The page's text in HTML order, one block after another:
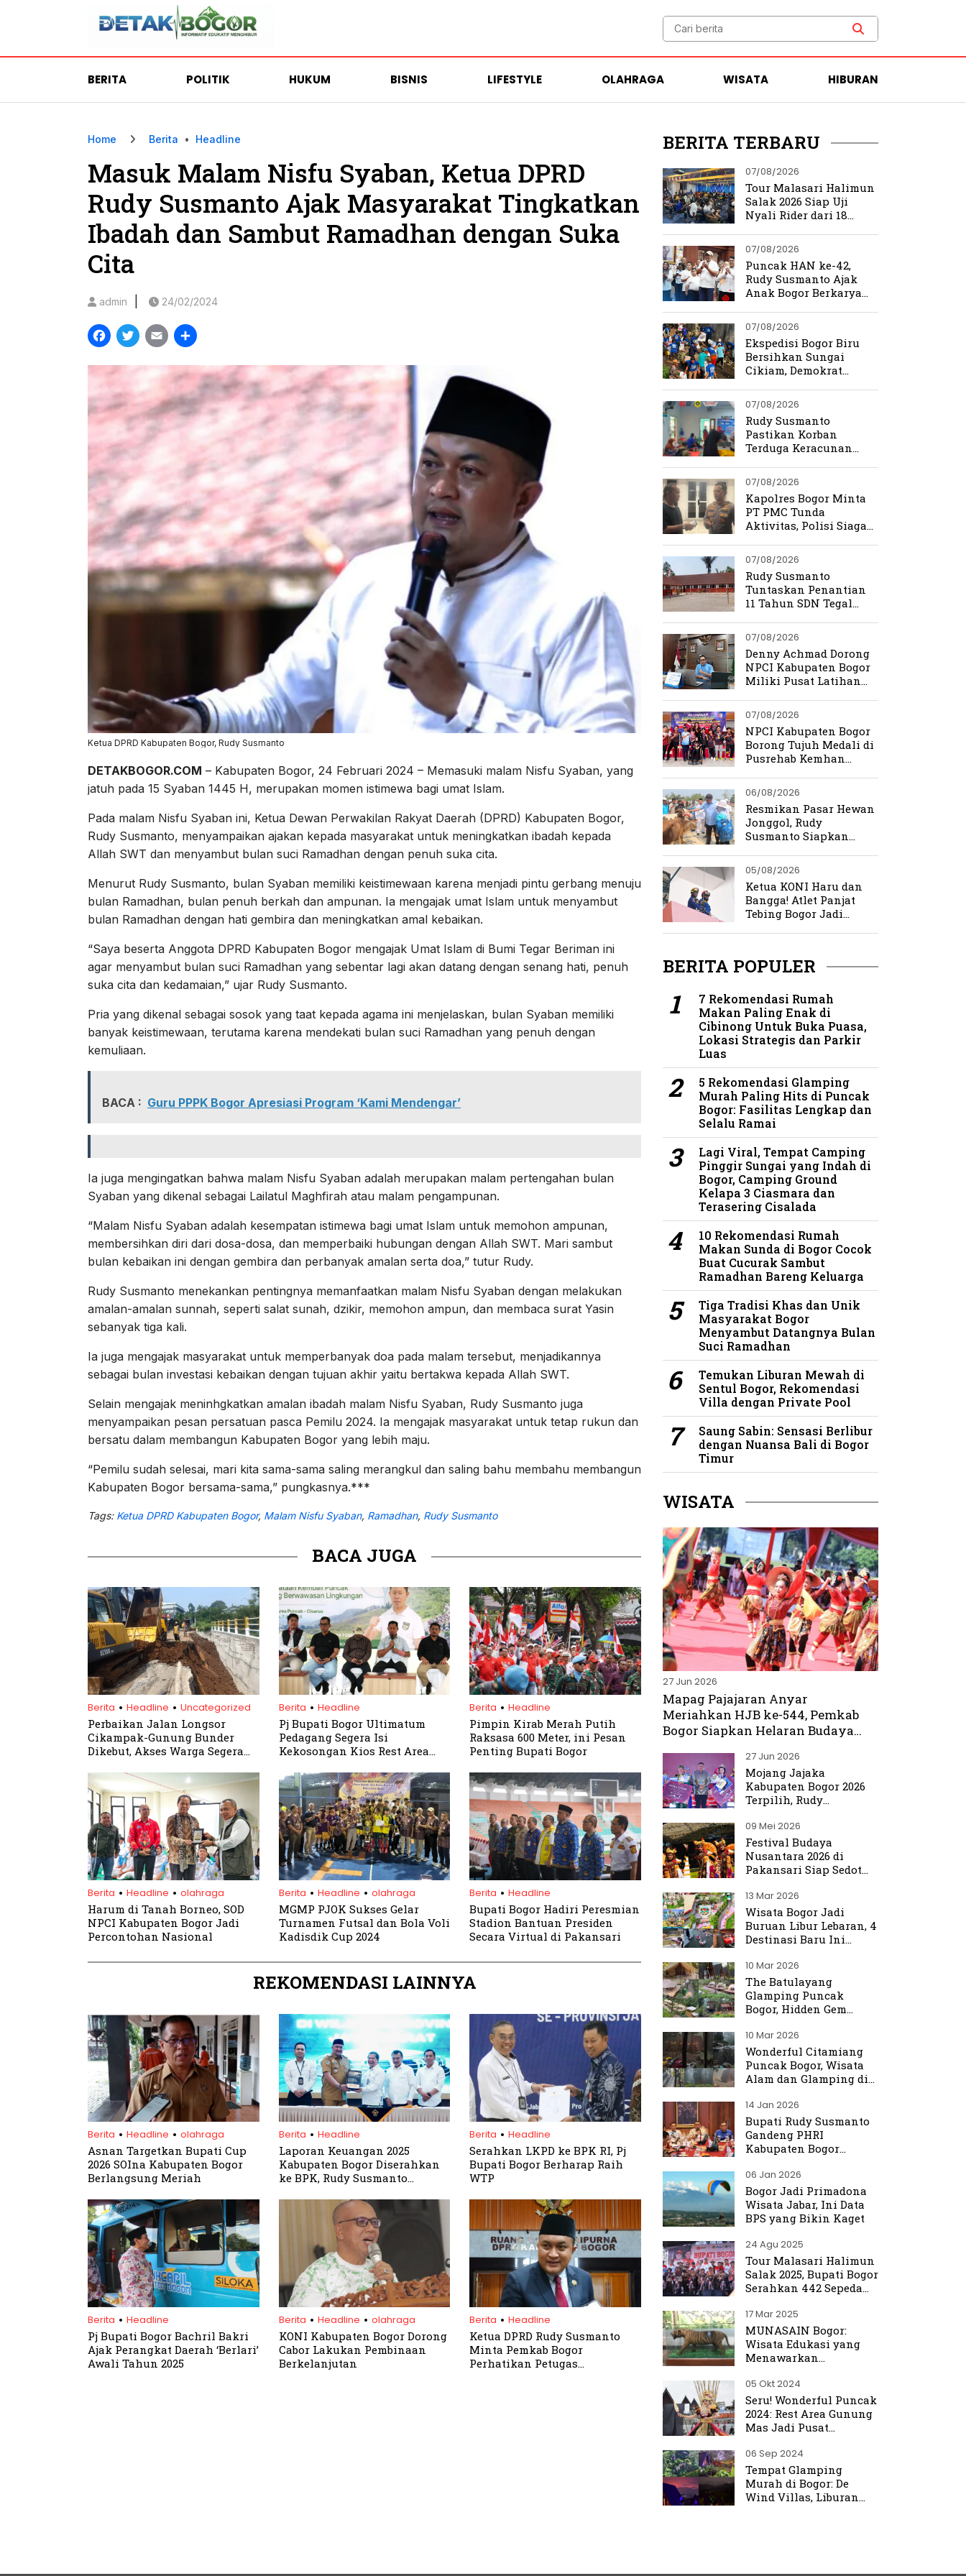
BERITA POLITIK HUKUM BISNIS LIFESTYLE OLAHRAGA WISATA HIBURAN
Home Berita • Headline
Masuk Malam Nisfu Syaban, Ketua DPRD
Rudy Susmanto Ajak Masyarakat Tingkatkan
Ibadah dan Sambut Ramadhan dengan Suka
Cita
admin 24/02/2024
Facebook
Twitter
Email
Ketua DPRD Kabupaten Bogor, Rudy Susmanto
DETAKBOGOR.COM – Kabupaten Bogor, 24 Februari 2024 – Memasuki malam Nisfu Syaban, yang
jatuh pada 15 Syaban 1445 H, merupakan momen istimewa bagi umat Islam.
Pada malam Nisfu Syaban ini, Ketua Dewan Perwakilan Rakyat Daerah (DPRD) Kabupaten Bogor,
Rudy Susmanto, menyampaikan ajakan kepada masyarakat untuk meningkatkan ibadah kepada
Allah SWT dan menyambut bulan suci Ramadhan dengan penuh suka cita.
Menurut Rudy Susmanto, bulan Syaban memiliki keistimewaan karena menjadi pintu gerbang menuju
bulan Ramadhan, bulan penuh berkah dan ampunan. Ia mengajak umat Islam untuk menyambut
bulan Ramadhan dengan hati gembira dan meningkatkan amal kebaikan.
“Saya beserta Anggota DPRD Kabupaten Bogor mengajak Umat Islam di Bumi Tegar Beriman ini
agar menyambut bulan suci Ramadhan yang sebentar lagi akan datang dengan senang hati, penuh
suka cita dan kedamaian,” ujar Rudy Susmanto.
Pria yang dikenal sebagai sosok yang taat kepada agama ini menjelaskan, bulan Syaban memiliki
banyak keistimewaan, terutama karena mendekati bulan suci Ramadhan yang penuh dengan
kemuliaan.
BACA : Guru PPPK Bogor Apresiasi Program ‘Kami Mendengar’
Ia juga mengingatkan bahwa malam Nisfu Syaban adalah merupakan malam pertengahan bulan
Syaban yang dikenal sebagai Lailatul Maghfirah atau malam pengampunan.
“Malam Nisfu Syaban adalah kesempatan istimewa bagi umat Islam untuk memohon ampunan,
membersihkan diri dari dosa-dosa, dan memperbaiki hubungan dengan Allah SWT. Mari sambut
bulan kebaikan ini dengan gembira dan perbanyak amalan serta doa,” tutur Rudy.
Rudy Susmanto menekankan pentingnya memanfaatkan malam Nisfu Syaban dengan melakukan
amalan-amalan sunnah, seperti salat sunah, dzikir, memohon ampun, dan membaca surat Yasin
sebanyak tiga kali.
Ia juga mengajak masyarakat untuk memperbanyak doa pada malam tersebut, menjadikannya
sebagai bulan investasi kebaikan dengan tujuan akhir yaitu bertakwa kepada Allah SWT.
Selain mengajak meninhgkatkan amalan ibadah malam Nisfu Syaban, Rudy Susmanto juga
menyampaikan pesan persatuan pasca Pemilu 2024. Ia mengajak masyarakat untuk tetap rukun dan
bersatu dalam membangun Kabupaten Bogor yang lebih maju.
“Pemilu sudah selesai, mari kita sama-sama saling merangkul dan saling bahu membahu membangun
Kabupaten Bogor bersama-sama,” pungkasnya.***
Tags: Ketua DPRD Kabupaten Bogor, Malam Nisfu Syaban, Ramadhan, Rudy Susmanto
BACA JUGA
Berita . Headline . Uncategorized
Perbaikan Jalan Longsor
Cikampak-Gunung Bunder
Dikebut, Akses Warga Segera
Berita . Headline
Pj Bupati Bogor Ultimatum
Pedagang Segera Isi
Kekosongan Kios Rest Area
Berita . Headline
Pimpin Kirab Merah Putih
Raksasa 600 Meter, ini Pesan
Penting Bupati Bogor
Berita . Headline . olahraga
Harum di Tanah Borneo, SOD
NPCI Kabupaten Bogor Jadi
Percontohan Nasional
Berita . Headline . olahraga
MGMP PJOK Sukses Gelar
Turnamen Futsal dan Bola Voli
Kadisdik Cup 2024
Berita . Headline
Bupati Bogor Hadiri Peresmian
Stadion Bantuan Presiden
Secara Virtual di Pakansari
REKOMENDASI LAINNYA
Berita . Headline . olahraga
Asnan Targetkan Bupati Cup
2026 SOIna Kabupaten Bogor
Berlangsung Meriah
Berita . Headline
Laporan Keuangan 2025
Kabupaten Bogor Diserahkan
ke BPK, Rudy Susmanto
Transparansi
Berita . Headline
Serahkan LKPD ke BPK RI, Pj
Bupati Bogor Berharap Raih
WTP
Berita . Headline
Pj Bupati Bogor Bachril Bakri
Ajak Perangkat Daerah ‘Berlari’
Awali Tahun 2025
Berita . Headline . olahraga
KONI Kabupaten Bogor Dorong
Cabor Lakukan Pembinaan
Berkelanjutan
Berita . Headline
Ketua DPRD Rudy Susmanto
Minta Pemkab Bogor
Perhatikan Petugas
BERITA TERBARU
07/08/2026
Tour Malasari Halimun
Salak 2026 Siap Uji
Nyali Rider dari 18
Ekstrem Bogor
07/08/2026
Puncak HAN ke-42,
Rudy Susmanto Ajak
Anak Bogor Berkarya
07/08/2026
Ekspedisi Bogor Biru
Bersihkan Sungai
Cikiam, Demokrat
Warga Jasinga
07/08/2026
Rudy Susmanto
Pastikan Korban
Terduga Keracunan
Maksimal
07/08/2026
Kapolres Bogor Minta
PT PMC Tunda
Aktivitas, Polisi Siaga
Tamansari
07/08/2026
Rudy Susmanto
Tuntaskan Penantian
11 Tahun SDN Tegal
07/08/2026
Denny Achmad Dorong
NPCI Kabupaten Bogor
Miliki Pusat Latihan
07/08/2026
NPCI Kabupaten Bogor
Borong Tujuh Medali di
Pusrehab Kemhan
2026
06/08/2026
Resmikan Pasar Hewan
Jonggol, Rudy
Susmanto Siapkan
Ekonomi Baru
05/08/2026
Ketua KONI Haru dan
Bangga! Atlet Panjat
Tebing Bogor Jadi
BERITA POPULER
7 Rekomendasi Rumah
Makan Paling Enak di
Cibinong Untuk Buka Puasa,
Lokasi Strategis dan Parkir
Luas
5 Rekomendasi Glamping
Murah Paling Hits di Puncak
Bogor: Fasilitas Lengkap dan
Selalu Ramai
Lagi Viral, Tempat Camping
Pinggir Sungai yang Indah di
Bogor, Camping Ground
Kelapa 3 Ciasmara dan
Terasering Cisalada
10 Rekomendasi Rumah
Makan Sunda di Bogor Cocok
Buat Cucurak Sambut
Ramadhan Bareng Keluarga
Tiga Tradisi Khas dan Unik
Masyarakat Bogor
Menyambut Datangnya Bulan
Suci Ramadhan
Temukan Liburan Mewah di
Sentul Bogor, Rekomendasi
Villa dengan Private Pool
Saung Sabin: Sensasi Berlibur
dengan Nuansa Bali di Bogor
Timur
WISATA
27 Jun 2026
Mapag Pajajaran Anyar
Meriahkan HJB ke-544, Pemkab
Bogor Siapkan Helaran Budaya
27 Jun 2026
Mojang Jajaka
Kabupaten Bogor 2026
Terpilih, Rudy
Promosikan Bogor ke
Dunia
09 Mei 2026
Festival Budaya
Nusantara 2026 di
Pakansari Siap Sedot
13 Mar 2026
Wisata Bogor Jadi
Buruan Libur Lebaran, 4
Destinasi Baru Ini
10 Mar 2026
The Batulayang
Glamping Puncak
Bogor, Hidden Gem
yang Menenangkan
10 Mar 2026
Wonderful Citamiang
Puncak Bogor, Wisata
Alam dan Glamping di
14 Jan 2026
Bupati Rudy Susmanto
Gandeng PHRI
Kabupaten Bogor
Sektor Pariwisata
06 Jan 2026
Bogor Jadi Primadona
Wisata Jabar, Ini Data
BPS yang Bikin Kaget
24 Agu 2025
Tour Malasari Halimun
Salak 2025, Bupati Bogor
Serahkan 442 Sepeda
17 Mar 2025
MUNASAIN Bogor:
Wisata Edukasi yang
Menawarkan
dari Kebun Raya Bogor
05 Okt 2024
Seru! Wonderful Puncak
2024: Rest Area Gunung
Mas Jadi Pusat
06 Sep 2024
Tempat Glamping
Murah di Bogor: De
Wind Villas, Liburan